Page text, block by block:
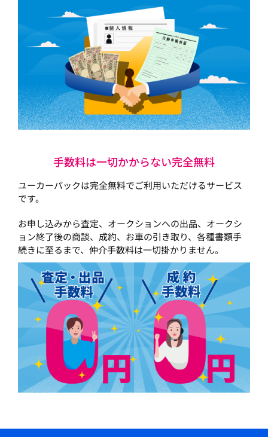
手数料は一切かからない完全無料
ユーカーパックは完全無料でご利用いただけるサービス
です。
お申し込みから査定、オークションへの出品、オークシ
ョン終了後の商談、成約、お車の引き取り、各種書類手
続きに至るまで、仲介手数料は一切掛かりません。